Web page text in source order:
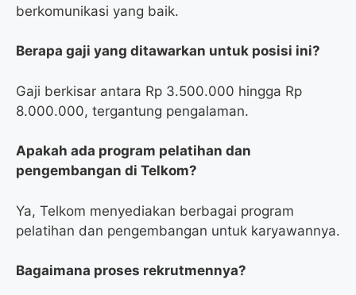
berkomunikasi yang baik.
Berapa gaji yang ditawarkan untuk posisi ini?
Gaji berkisar antara Rp 3.500.000 hingga Rp
8.000.000, tergantung pengalaman.
Apakah ada program pelatihan dan
pengembangan di Telkom?
Ya, Telkom menyediakan berbagai program
pelatihan dan pengembangan untuk karyawannya.
Bagaimana proses rekrutmennya?